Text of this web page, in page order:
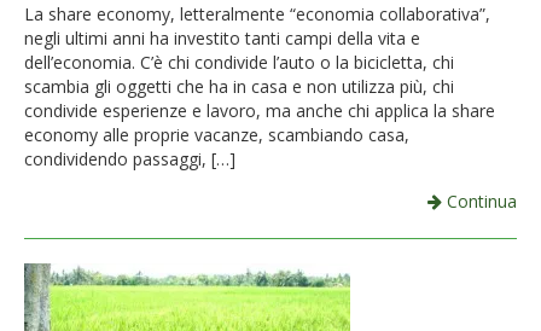
La share economy, letteralmente “economia collaborativa”,
negli ultimi anni ha investito tanti campi della vita e
dell’economia. C’è chi condivide l’auto o la bicicletta, chi
scambia gli oggetti che ha in casa e non utilizza più, chi
condivide esperienze e lavoro, ma anche chi applica la share
economy alle proprie vacanze, scambiando casa,
condividendo passaggi, […]
Continua